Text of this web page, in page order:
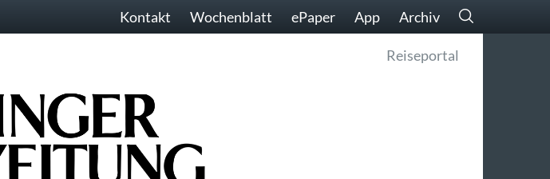
Kontakt Wochenblatt ePaper App Archiv
Reiseportal